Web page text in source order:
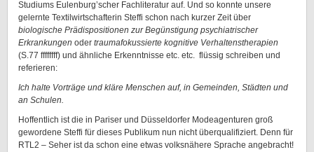
Studiums Eulenburg’scher Fachliteratur auf. Und so konnte unsere
gelernte Textilwirtschafterin Steffi schon nach kurzer Zeit über
biologische Prädispositionen zur Begünstigung psychiatrischer
Erkrankungen oder traumafokussierte kognitive Verhaltenstherapien
(S.77 ffffffff) und ähnliche Erkenntnisse etc. etc. flüssig schreiben und
referieren:
Ich halte Vorträge und kläre Menschen auf, in Gemeinden, Städten und
an Schulen.
Hoffentlich ist die in Pariser und Düsseldorfer Modeagenturen groß
gewordene Steffi für dieses Publikum nun nicht überqualifiziert. Denn für
RTL2 – Seher ist da schon eine etwas volksnähere Sprache angebracht!